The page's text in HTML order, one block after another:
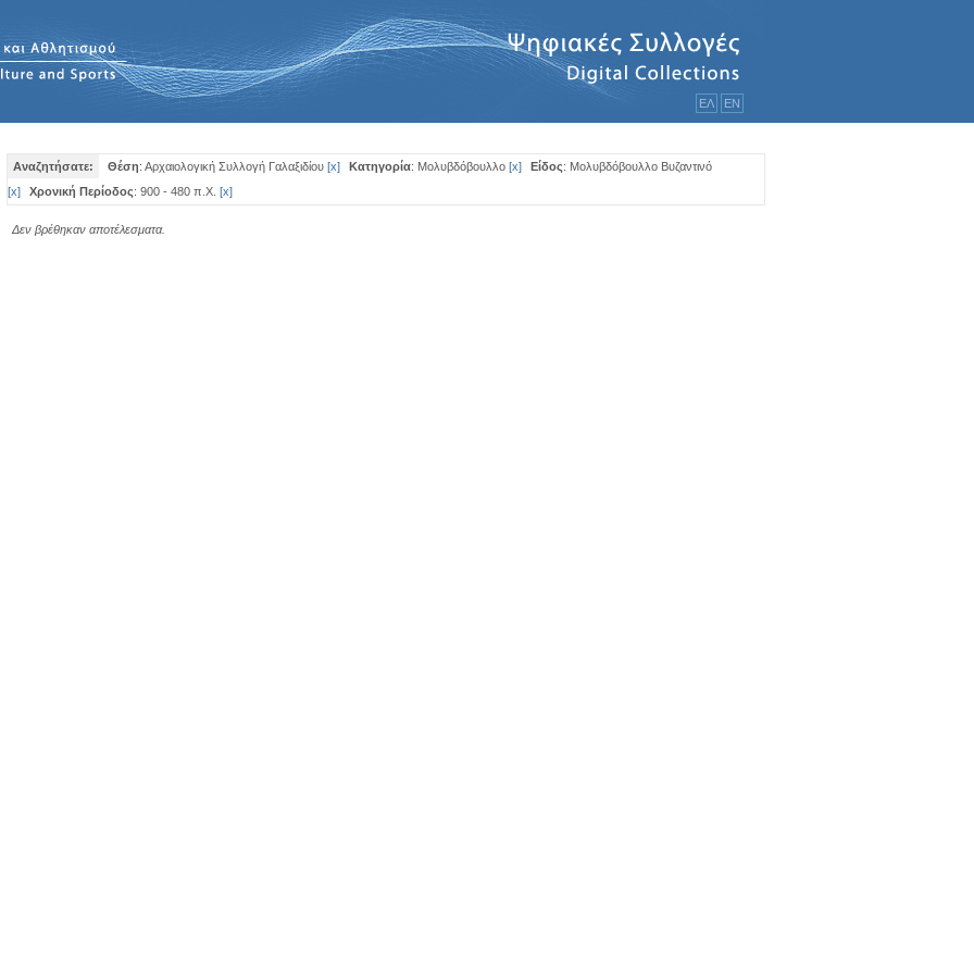
ΕΛ ΕΝ
Αναζητήσατε: Θέση: Αρχαιολογική Συλλογή Γαλαξιδίου [x] Κατηγορία: Μολυβδόβουλλο [x] Είδος: Μολυβδόβουλλο Βυζαντινό
[x] Χρονική Περίοδος: 900 - 480 π.Χ. [x]
Δεν βρέθηκαν αποτέλεσματα.